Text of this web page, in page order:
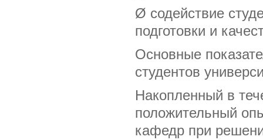
Ø содействие
подготовки и
Основные
студентов
Накопленный в
положительный
кафедр при